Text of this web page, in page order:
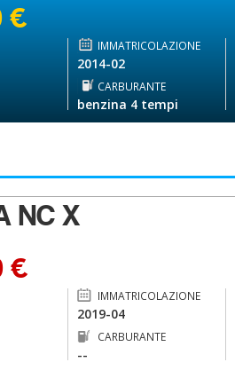
€
IMMATRICOLAZIONE
2014-02
CARBURANTE
benzina 4 tempi
NC X
€
IMMATRICOLAZIONE
2019-04
CARBURANTE
--